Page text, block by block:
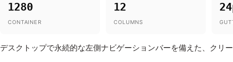
1280
CONTAINER
12
COLUMNS
デスクトップで永続的な左側ナビゲーションバーを備えた、クリ